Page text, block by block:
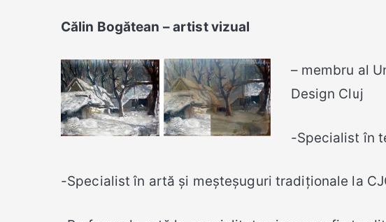
Călin Bogătean – artist vizual
– membru al
Design Cluj
-Specialist în
-Specialist în artă și meșteșuguri tradiționale la